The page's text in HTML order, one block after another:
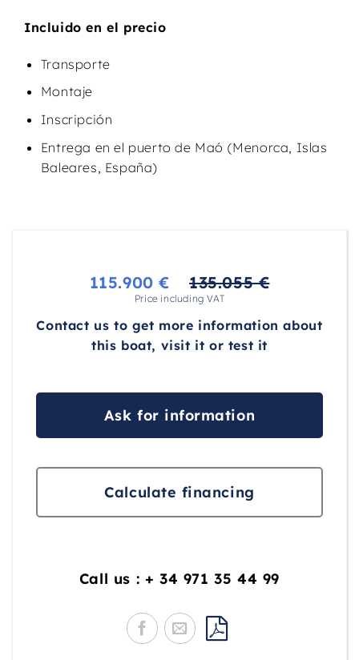
Incluido en el precio
Transporte
Montaje
Inscripción
Entrega en el puerto de Maó (Menorca, Islas
Baleares, España)
115.900 € 135.055 €
Price including VAT
Contact us to get more information about
this boat, visit it or test it
Ask for information
Calculate financing
Call us : + 34 971 35 44 99